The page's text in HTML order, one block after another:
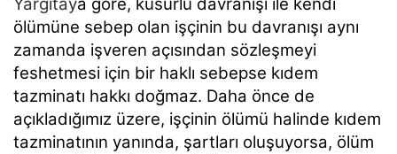
ölümüne sebep olan işçinin bu davranışı aynı
zamanda işveren açısından sözleşmeyi
feshetmesi için bir haklı sebepse kıdem
tazminatı hakkı doğmaz. Daha önce de
açıkladığımız üzere, işçinin ölümü halinde kıdem
tazminatının yanında, şartları oluşuyorsa, ölüm